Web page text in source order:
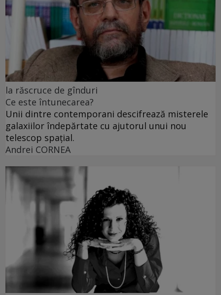
la răscruce de gînduri
Ce este întunecarea?
Unii dintre contemporani descifrează misterele
galaxiilor îndepărtate cu ajutorul unui nou
telescop spațial.
Andrei CORNEA